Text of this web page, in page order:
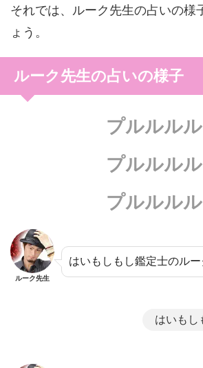
それでは、ルーク先生の占いの様
ょう。
ルーク先生の占いの様子
プルルルル
プルルルル
プルルルル
ルーク先生
はいもしもし鑑定士のルー
はいもし